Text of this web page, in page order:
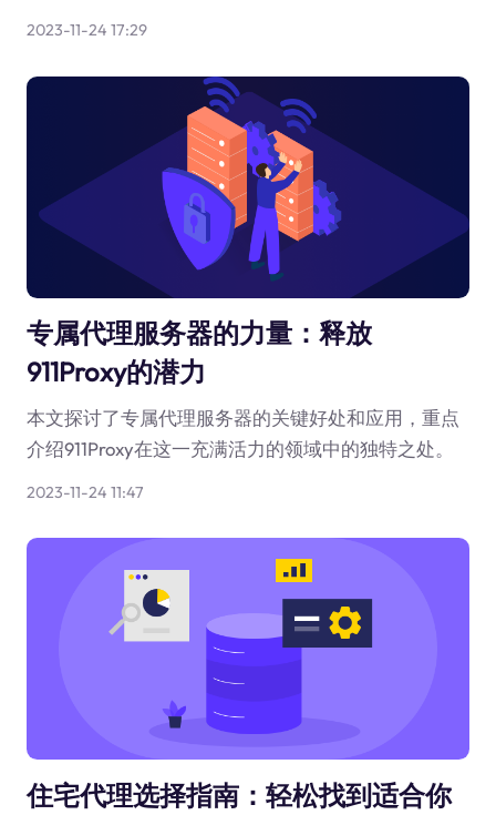
2023-11-24 17:29
专属代理服务器的力量：释放
911Proxy的潜力
本文探讨了专属代理服务器的关键好处和应用，重点
介绍911Proxy在这一充满活力的领域中的独特之处。
2023-11-24 11:47
住宅代理选择指南：轻松找到适合你